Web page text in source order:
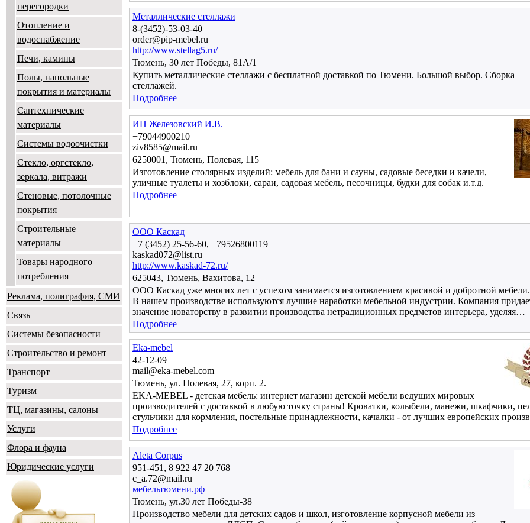
перегородки
Отопление и
водоснабжение
Печи, камины
Полы, напольные
покрытия и материалы
Сантехнические
материалы
Системы водоочистки
Стекло, оргстекло,
зеркала, витражи
Стеновые, потолочные
покрытия
Строительные
материалы
Товары народного
потребления
Реклама, полиграфия, СМИ
Связь
Системы безопасности
Строительство и ремонт
Транспорт
Туризм
ТЦ, магазины, салоны
Услуги
Флора и фауна
Юридические услуги
Металлические стеллажи
8-(3452)-53-03-40
order@pip-mebel.ru
http://www.stellag5.ru/
Тюмень, 30 лет Победы, 81А/1
Купить металлические стеллажи с бесплатной доставкой по Тюмени. Большой выбор. Сборка
стеллажей.
Подробнее
ИП Железовский И.В.
+79044900210
ziv8585@mail.ru
6250001, Тюмень, Полевая, 115
Изготовление столярных изделий: мебель для бани и сауны, садовые беседки и качели,
уличные туалеты и хозблоки, сараи, садовая мебель, песочницы, будки для собак и.т.д.
Подробнее
ООО Каскад
+7 (3452) 25-56-60, +79526800119
kaskad072@list.ru
http://www.kaskad-72.ru/
625043, Тюмень, Вахитова, 12
ООО Каскад уже многих лет с успехом занимается изготовлением красивой и добротной мебели.
В нашем производстве используются лучшие наработки мебельной индустрии. Компания
значение новаторству в развитии производства нетрадиционных предметов интерьера, уделяя…
Подробнее
Eka-mebel
42-12-09
mail@eka-mebel.com
Тюмень, ул. Полевая, 27, корп. 2.
EKA-MEBEL - детская мебель: интернет магазин детской мебели ведущих мировых
производителей с доставкой в любую точку страны! Кроватки, колыбели, манежи, шкафчики,
стульчики для кормления, постельные принадлежности, качалки - от лучших европейских
Подробнее
Aleta Corpus
951-451, 8 922 47 20 768
c_a.72@mail.ru
мебельтюмени.рф
Тюмень, ул.30 лет Победы-38
Производство мебели для детских садов и школ, изготовление корпусной мебели из